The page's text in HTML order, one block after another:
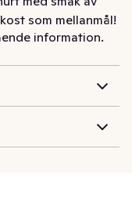
som mellanmål!
Acidophilus och
information.